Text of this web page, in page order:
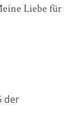
Liebe für
der